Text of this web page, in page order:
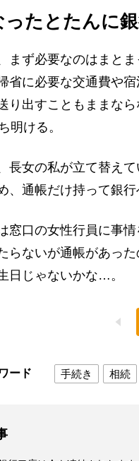
たとたんに銀
まず必要なのはまと
省に必要な交通費や
り出すこともままな
明ける。
長女の私が立て替え
、通帳だけ持って銀行
口の女性行員に事情
らないが通帳があっ
日じゃないかな…。
ード 手続き 相続